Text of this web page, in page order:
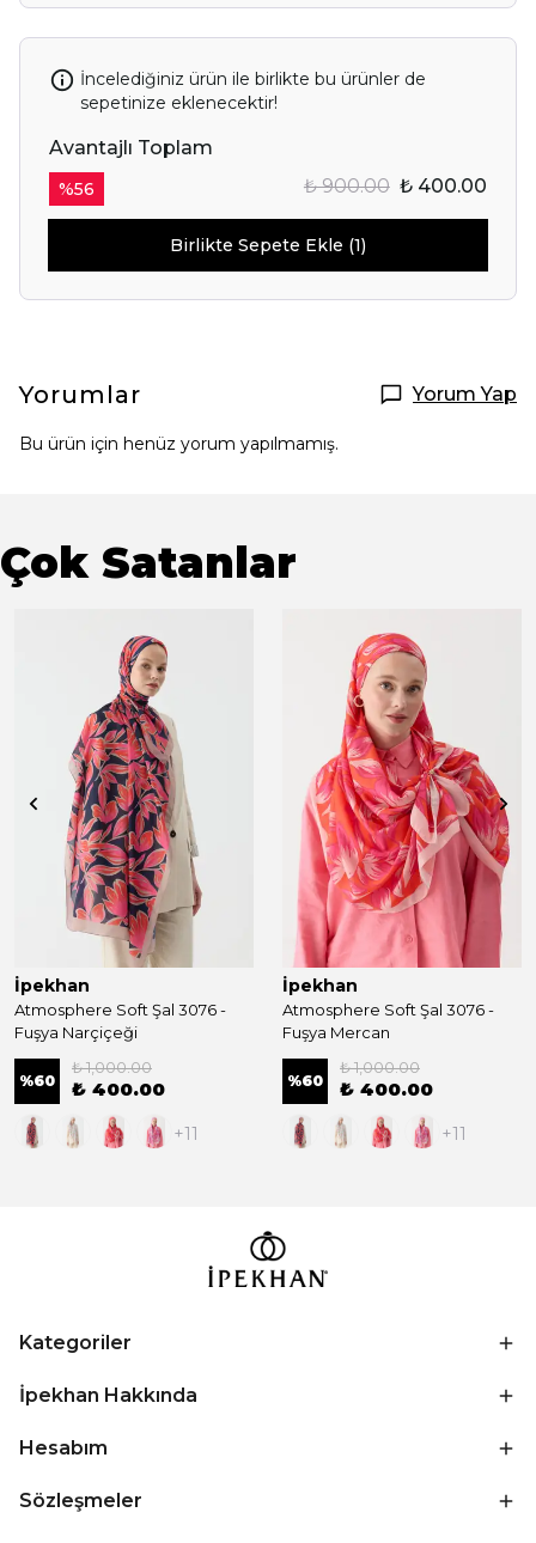
İncelediğiniz ürün ile birlikte bu ürünler de
sepetinize eklenecektir!
Avantajlı Toplam
%56 ₺ 900.00 ₺ 400.00
Birlikte Sepete Ekle (1)
Yorumlar Yorum Yap
Bu ürün için henüz yorum yapılmamış.
Çok Satanlar
İpekhan
Atmosphere Soft Şal 3076 -
Fuşya Narçiçeği
%60
₺ 1,000.00
₺ 400.00
+11
İpekhan
Atmosphere Soft Şal 3076 -
Fuşya Mercan
%60
₺ 1,000.00
₺ 400.00
+11
Kategoriler
İpekhan Hakkında
Hesabım
Sözleşmeler